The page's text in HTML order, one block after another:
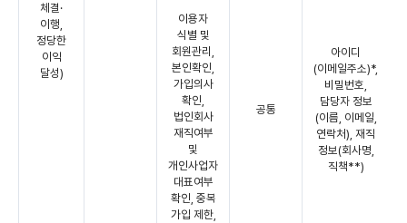
체결·
이행,
정당한
이익
달성)
이용자
식별 및
회원관리,
본인확인,
가입의사
확인,
법인회사
재직여부
및
개인사업자
대표여부
확인, 중복
가입 제한,
공통
아이디
(이메일주소)*,
비밀번호,
담당자 정보
(이름, 이메일,
연락처), 재직
정보(회사명,
직책**)